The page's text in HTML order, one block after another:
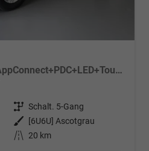
1.0 MPI Sitzheizung+AppConnect+PDC+LED+Touch+Lichtsensor+MultiLenkrad
Getriebe Schalt. 5-Gang
Außenfarbe
[6U6U] Ascotgrau
Kilometerstand 20 km